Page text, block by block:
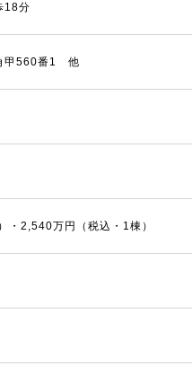
18分
甲560番1 他
・2,540万円（税込・1棟）